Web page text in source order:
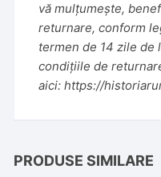
vă mulțumește,
returnare, conform
termen de 14 zile de
condițiile de
aici:https://
PRODUSE SIMILARE